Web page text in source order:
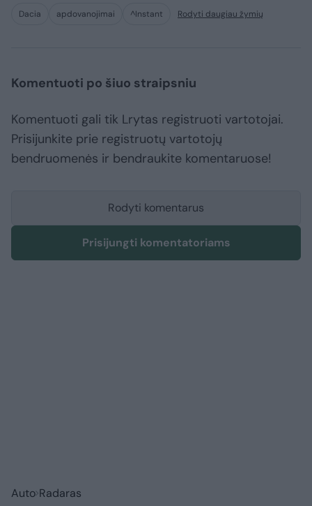
Dacia apdovanojimai ^Instant Rodyti daugiau žymių
Komentuoti po šiuo straipsniu
Komentuoti gali tik Lrytas registruoti vartotojai.
Prisijunkite prie registruotų vartotojų
bendruomenės ir bendraukite komentaruose!
Rodyti komentarus
Prisijungti komentatoriams
Auto Radaras